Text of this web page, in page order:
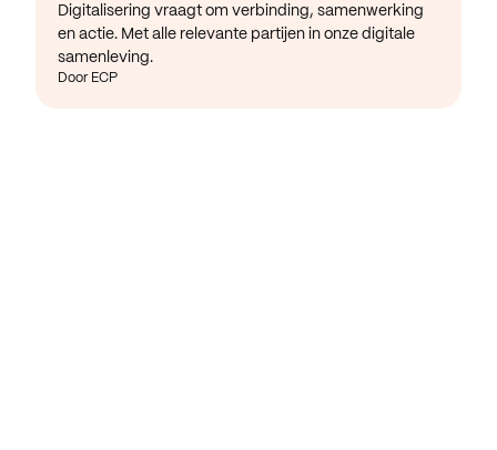
Digitalisering vraagt om verbinding, samenwerking
en actie. Met alle relevante partijen in onze digitale
samenleving.
Door ECP